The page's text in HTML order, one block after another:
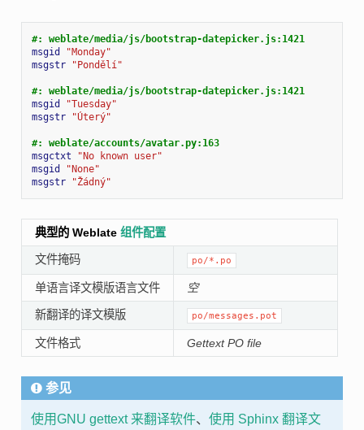
#: weblate/media/js/bootstrap-datepicker.js:1421
msgid
"Monday"
msgstr
"Pondělí"
#: weblate/media/js/bootstrap-datepicker.js:1421
msgid
"Tuesday"
msgstr
"Úterý"
#: weblate/accounts/avatar.py:163
msgctxt
"No known user"
msgid
"None"
msgstr
"Žádný"
典型的 Weblate 组件配置
文件掩码 po/*.po
单语言译文模版语言文件 空
新翻译的译文模版 po/messages.pot
文件格式 Gettext PO file
参见
使用GNU gettext 来翻译软件、 使用 Sphinx 翻译文